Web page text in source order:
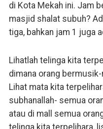
di Kota Mekah ini. Jam
masjid shalat subuh?
tiga, bahkan jam 1 juga
Lihatlah telinga kita
dimana orang
Lihat mata kita
subhanallah- semua
atau di mall semua
telinga kita terpelihara,